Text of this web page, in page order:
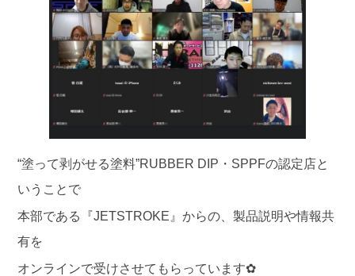
“塗って剥がせる塗料”RUBBER DIP・SPPFの認定店と
いうことで
本部である『JETSTROKE』からの、製品説明や情報共
有を
オンラインで受けさせてもらっています✿